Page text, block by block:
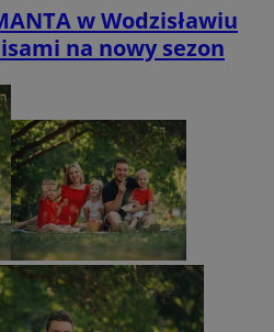
w Wodzisławiu
na nowy sezon